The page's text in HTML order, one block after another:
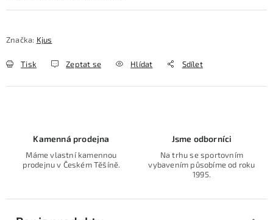
Značka: Kjus
Tisk Zeptat se Hlídat Sdílet
Kamenná prodejna
Máme vlastní kamennou
prodejnu v Českém Těšíně.
Jsme odborníci
Na trhu se sportovním
vybavením působíme od roku
1995.